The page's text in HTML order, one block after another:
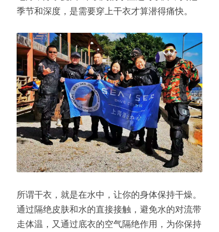
季节和深度，是需要穿上干衣才算潜得痛快。
所谓干衣，就是在水中，让你的身体保持干燥。
通过隔绝皮肤和水的直接接触，避免水的对流带
走体温，又通过底衣的空气隔绝作用，为你保持